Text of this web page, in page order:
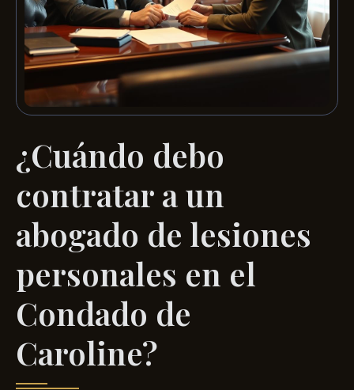
¿Cuándo debo
contratar a un
abogado de lesiones
personales en el
Condado de
Caroline?